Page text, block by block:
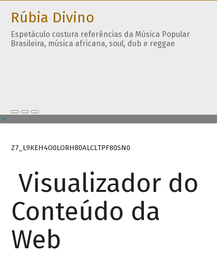
Rúbia Divino
Espetáculo costura referências da Música Popular
Brasileira, música africana, soul, dub e reggae
Z7_L9KEH4O0LORH80ALCLTPF80SN0
Visualizador do
Conteúdo da
Web